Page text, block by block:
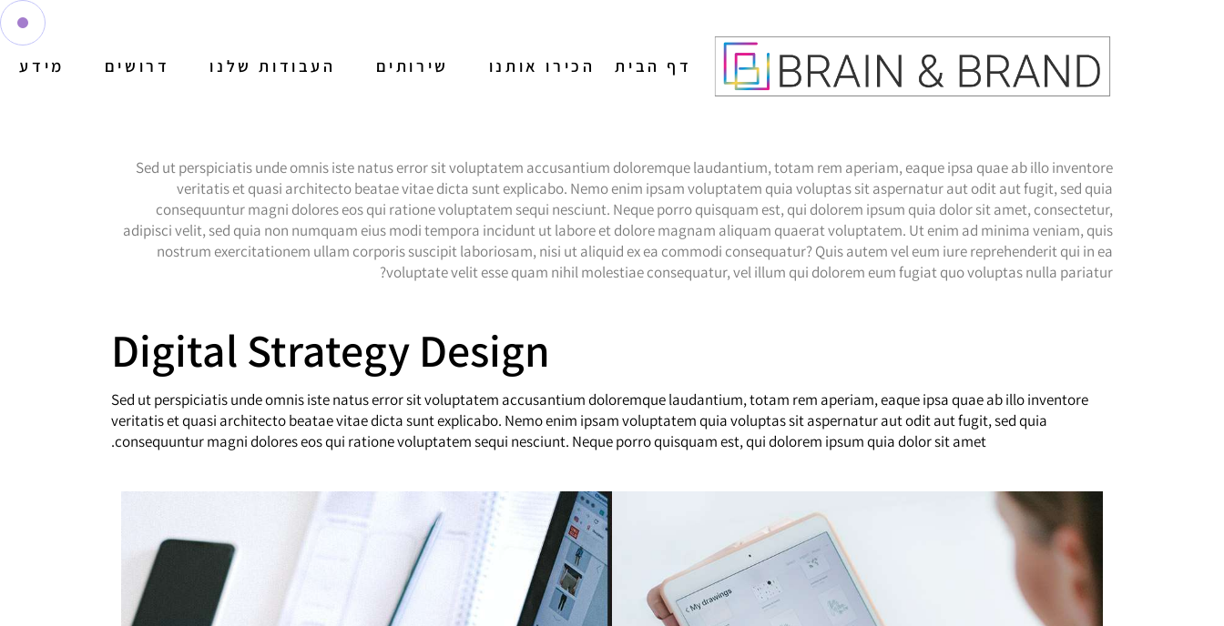
דף הבית הכירו אותנו שירותים
מיתוג
בניית אתרים
הפקת תוכן לרשתות
חברתיות
פרסום בגוגל
קידום אורגני
פרסום בעיתונים
הפקת פרסומות
העבודות שלנו דרושים מידע
Sed ut perspiciatis unde omnis iste natus error sit voluptatem accusantium doloremque laudantium, totam rem aperiam, eaque ipsa quae ab illo inventore
veritatis et quasi architecto beatae vitae dicta sunt explicabo. Nemo enim ipsam voluptatem quia voluptas sit aspernatur aut odit aut fugit, sed quia
consequuntur magni dolores eos qui ratione voluptatem sequi nesciunt. Neque porro quisquam est, qui dolorem ipsum quia dolor sit amet, consectetur,
adipisci velit, sed quia non numquam eius modi tempora incidunt ut labore et dolore magnam aliquam quaerat voluptatem. Ut enim ad minima veniam, quis
nostrum exercitationem ullam corporis suscipit laboriosam, nisi ut aliquid ex ea commodi consequatur? Quis autem vel eum iure reprehenderit qui in ea
voluptate velit esse quam nihil molestiae consequatur, vel illum qui dolorem eum fugiat quo voluptas nulla pariatur?
Digital Strategy Design
Sed ut perspiciatis unde omnis iste natus error sit voluptatem accusantium doloremque laudantium, totam rem aperiam, eaque ipsa quae ab illo inventore
veritatis et quasi architecto beatae vitae dicta sunt explicabo. Nemo enim ipsam voluptatem quia voluptas sit aspernatur aut odit aut fugit, sed quia
consequuntur magni dolores eos qui ratione voluptatem sequi nesciunt. Neque porro quisquam est, qui dolorem ipsum quia dolor sit amet.